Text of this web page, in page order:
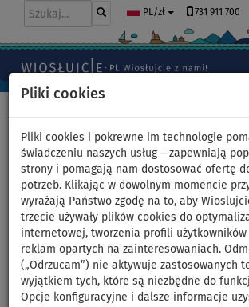
Pliki cookies
Pliki cookies i pokrewne im technologie
świadczeniu naszych usług – zapewniają
strony i pomagają nam dostosować ofertę
potrzeb. Klikając w dowolnym momencie
wyrażają Państwo zgodę na to, aby
trzecie używały plików cookies do
internetowej, tworzenia profili
reklam opartych na zainteresowaniach.
(„Odrzucam”) nie aktywuje zastosowanych
wyjątkiem tych, które są niezbędne do
Opcje konfiguracyjne i dalsze informacje
PL/zł 731 911 700
statecznik HYDRO
SLIDE-IN fin do desek